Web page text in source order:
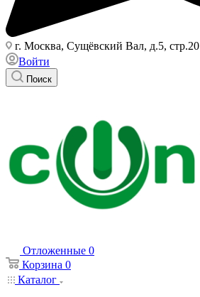
г. Москва, Сущёвский Вал, д.5, стр.20
Войти
Поиск
Отложенные 0
Корзина 0
Каталог